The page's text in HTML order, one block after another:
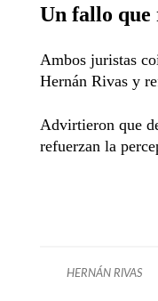
Un fallo que
Ambos juristas
Hernán Rivas y
Advirtieron que
refuerzan la
HERNÁN RIVAS